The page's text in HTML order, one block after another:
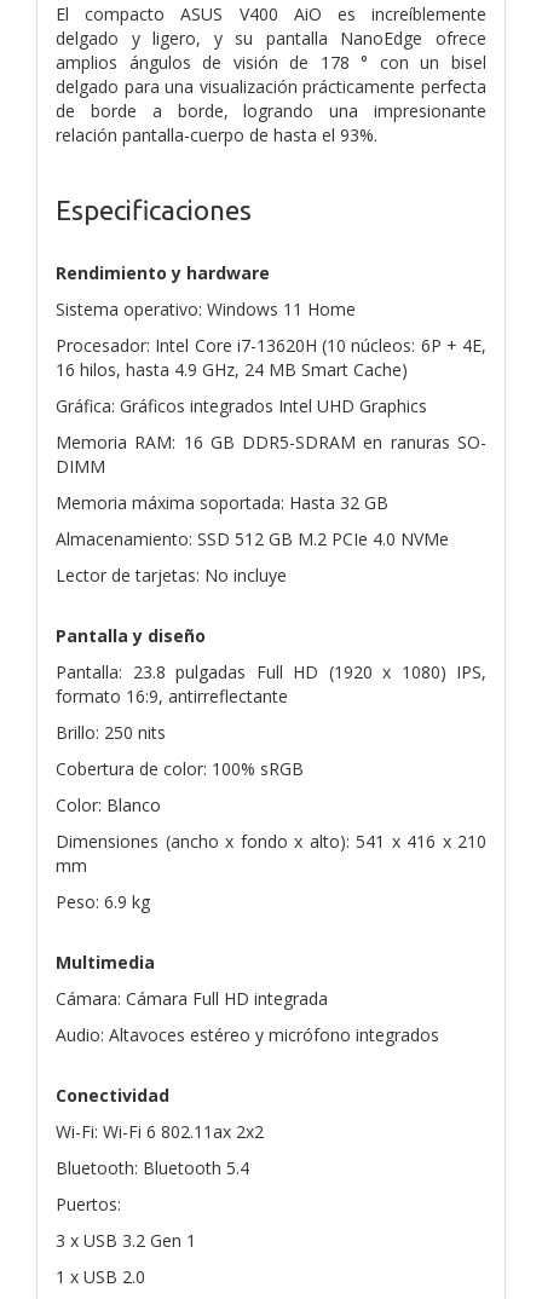
El compacto ASUS V400 AiO es increíblemente
delgado y ligero, y su pantalla NanoEdge ofrece
amplios ángulos de visión de 178 ° con un bisel
delgado para una visualización prácticamente perfecta
de borde a borde, logrando una impresionante
relación pantalla-cuerpo de hasta el 93%.
Especificaciones
Rendimiento y hardware
Sistema operativo: Windows 11 Home
Procesador: Intel Core i7-13620H (10 núcleos: 6P + 4E,
16 hilos, hasta 4.9 GHz, 24 MB Smart Cache)
Gráfica: Gráficos integrados Intel UHD Graphics
Memoria RAM: 16 GB DDR5-SDRAM en ranuras SO-
DIMM
Memoria máxima soportada: Hasta 32 GB
Almacenamiento: SSD 512 GB M.2 PCIe 4.0 NVMe
Lector de tarjetas: No incluye
Pantalla y diseño
Pantalla: 23.8 pulgadas Full HD (1920 x 1080) IPS,
formato 16:9, antirreflectante
Brillo: 250 nits
Cobertura de color: 100% sRGB
Color: Blanco
Dimensiones (ancho x fondo x alto): 541 x 416 x 210
mm
Peso: 6.9 kg
Multimedia
Cámara: Cámara Full HD integrada
Audio: Altavoces estéreo y micrófono integrados
Conectividad
Wi-Fi: Wi-Fi 6 802.11ax 2x2
Bluetooth: Bluetooth 5.4
Puertos:
3 x USB 3.2 Gen 1
1 x USB 2.0